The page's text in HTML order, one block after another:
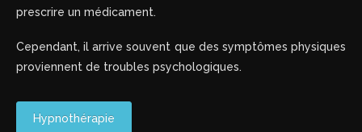
prescrire un médicament.
Cependant, il arrive souvent que des symptômes physiques
proviennent de troubles psychologiques.
Hypnothérapie